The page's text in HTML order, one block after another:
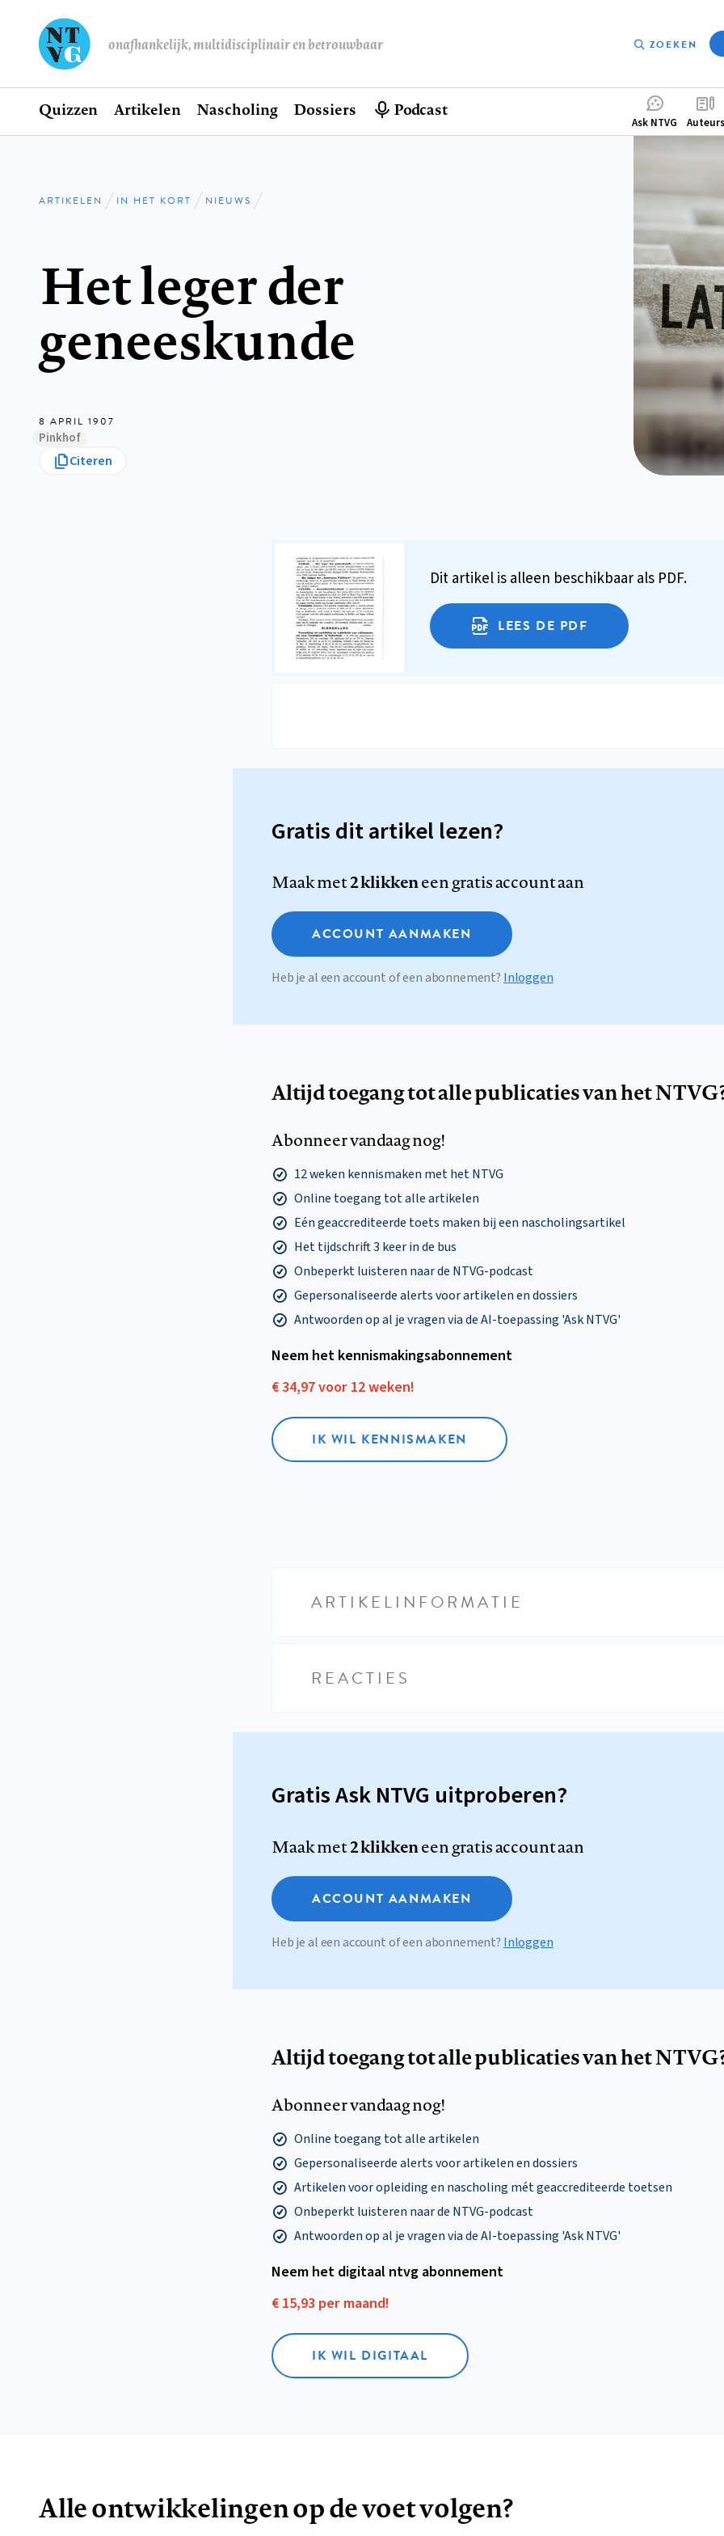
onafhankelijk, multidisciplinair en betrouwbaar ZOEKEN
Hoofdnavigatie
Home
Quizzen Artikelen Nascholing Dossiers Podcast
Ask NTVG Auteurs
Kruimelpad
ARTIKELEN IN HET KORT NIEUWS
Het leger der
geneeskunde
8 APRIL 1907
Pinkhof
Citeren
Dit artikel is alleen beschikbaar als PDF.
LEES DE PDF
Gratis dit artikel lezen?
Maak met2 klikkeneen gratis account aan
ACCOUNT AANMAKEN
Heb je al een account of een abonnement? Inloggen
Altijd toegang tot alle publicaties van het
Abonneer vandaag nog!
12 weken kennismaken met het NTVG
Online toegang tot alle artikelen
Eén geaccrediteerde toets maken bij een nascholingsartikel
Het tijdschrift 3 keer in de bus
Onbeperkt luisteren naar de NTVG-podcast
Gepersonaliseerde alerts voor artikelen en dossiers
Antwoorden op al je vragen via de AI-toepassing 'Ask NTVG'
Neem het kennismakings­abonnement
€ 34,97 voor 12 weken!
IK WIL KENNISMAKEN
ARTIKELINFORMATIE
REACTIES
Gratis Ask NTVG uitproberen?
Maak met2 klikkeneen gratis account aan
ACCOUNT AANMAKEN
Heb je al een account of een abonnement? Inloggen
Altijd toegang tot alle publicaties van het
Abonneer vandaag nog!
Online toegang tot alle artikelen
Gepersonaliseerde alerts voor artikelen en dossiers
Artikelen voor opleiding en nascholing mét geaccrediteerde toetsen
Onbeperkt luisteren naar de NTVG-podcast
Antwoorden op al je vragen via de AI-toepassing 'Ask NTVG'
Neem het digitaal ntvg abonnement
€ 15,93 per maand!
IK WIL DIGITAAL
Alle ontwikkelingen op de voet volgen?